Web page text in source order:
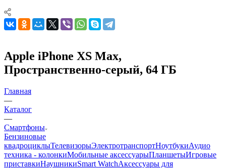
Apple iPhone XS Max,
Пространственно-серый, 64 ГБ
Главная
—
Каталог
—
Смартфоны
Бензиновые
квадроциклыТелевизорыЭлектротранспортНоутбукиАудио
техника - колонкиМобильные аксессуарыПланшетыИгровые
приставкиНаушникиSmart WatchАксессуары для